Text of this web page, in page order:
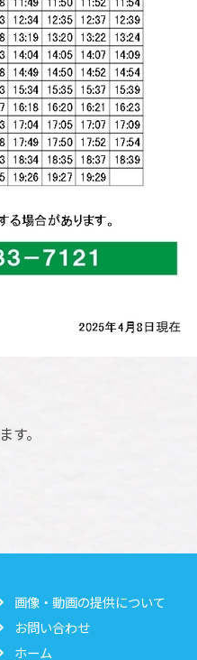
。
画像・動画の提供について
お問い合わせ
ホーム